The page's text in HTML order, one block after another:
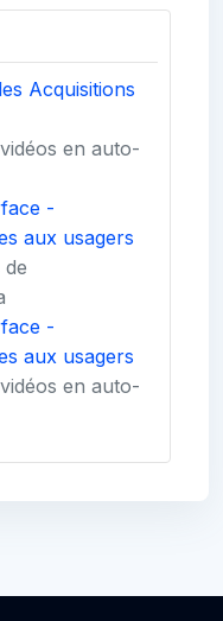
Acquisitions
en auto-
-
aux usagers
-
aux usagers
en auto-